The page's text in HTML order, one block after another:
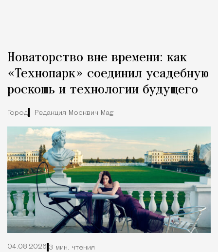
Новаторство вне времени: как
«Технопарк» соединил усадебную
роскошь и технологии будущего
Город Редакция Москвич Mag
04.08.2026 3 мин. чтения